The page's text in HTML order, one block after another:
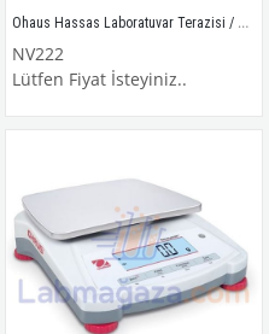
Ohaus Hassas Laboratuvar Terazisi / NV222
NV222
Lütfen Fiyat İsteyiniz..